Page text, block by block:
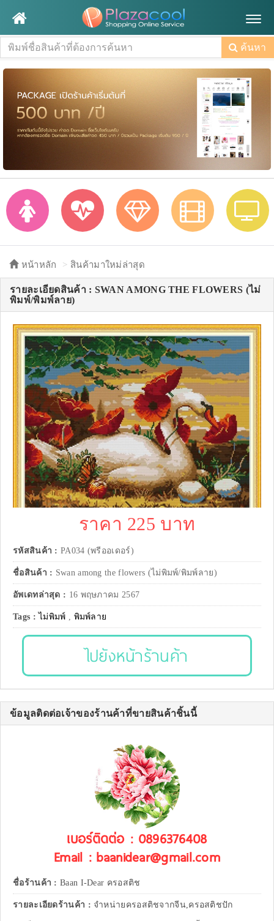
ค้นหา
หน้าหลัก สินค้ามาใหม่ล่าสุด
รายละเอียดสินค้า : SWAN AMONG THE FLOWERS (ไม่
พิมพ์/พิมพ์ลาย)
ราคา 225 บาท
รหัสสินค้า : PA034 (พรีออเดอร์)
ชื่อสินค้า : Swan among the flowers (ไม่พิมพ์/พิมพ์ลาย)
อัพเดทล่าสุด : 16 พฤษภาคม 2567
Tags :ไม่พิมพ์ , พิมพ์ลาย
ไปยังหน้าร้านค้า
ข้อมูลติดต่อเจ้าของร้านค้าที่ขายสินค้าชิ้นนี้
เบอร์ติดต่อ : 0896376408
Email : baanidear@gmail.com
ชื่อร้านค้า : Baan I-Dear ครอสติช
รายละเอียดร้านค้า : จำหน่ายครอสติชจากจีน,ครอสติชปัก